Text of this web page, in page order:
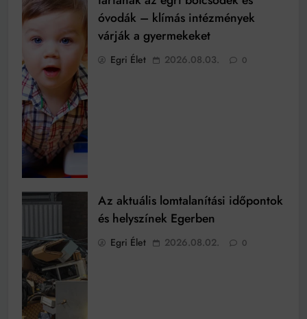
óvodák – klímás intézmények
várják a gyermekeket
Egri Élet 2026.08.03. 0
Az aktuális lomtalanítási időpontok
és helyszínek Egerben
Egri Élet 2026.08.02. 0